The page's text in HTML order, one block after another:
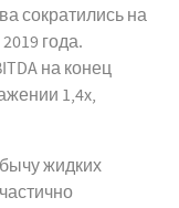
сократились на
года.
на конец
1,4x,
жидких